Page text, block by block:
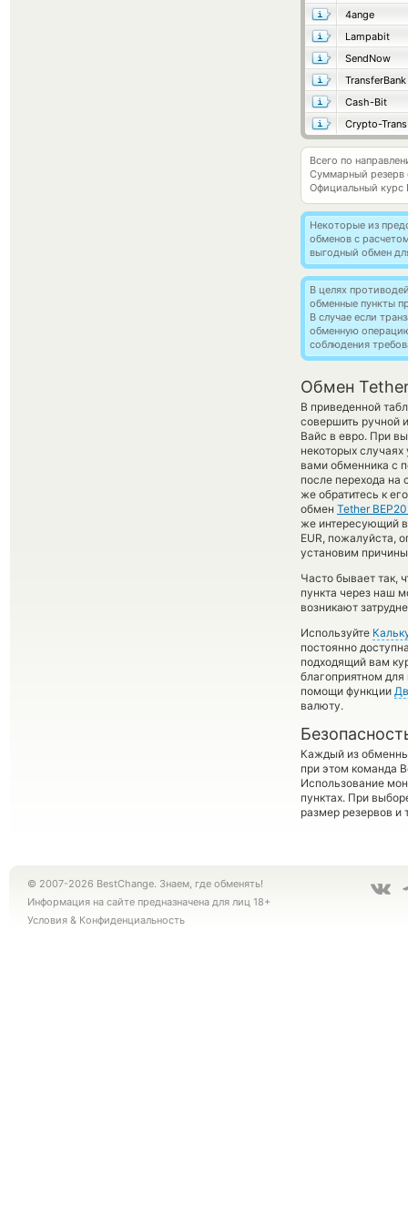
4ange
Lampabit
SendNow
TransferBank
Cash-Bit
Crypto-Trans
Всего по
Суммарный резерв
Официальный курс
Некоторые из
обменов с
выгодный обмен
В целях
обменные пункты
В случае если
обменную
соблюдения
Обмен Tether
В приведенной
совершить ручной
Вайс в евро. При
некоторых
вами обменника с
после перехода
же обратитесь к
обмен Tether
же интересующий
EUR, пожалуйста,
установим
Часто бывает так,
пункта через наш
возникают
Используйте
постоянно
подходящий вам
благоприятном
помощи функции
валюту.
Каждый из
при этом команда
Использование
пунктах. При
размер резервов и
© 2007-2026 BestChange. Знаем, где обменять!
Информация на сайте предназначена для лиц 18+
Условия & Конфиденциальность